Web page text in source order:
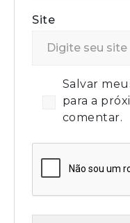
Site
Salvar
para a
comentar.